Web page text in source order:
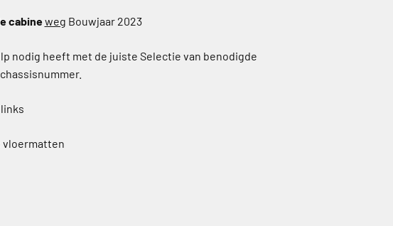
cabineweg Bouwjaar 2023
nodig heeft met de juiste Selectie van benodigde
vloermatten